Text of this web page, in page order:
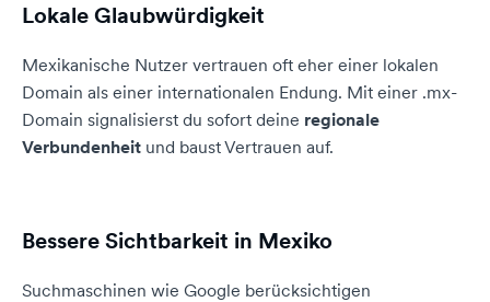
Lokale Glaubwürdigkeit
Mexikanische Nutzer vertrauen oft eher einer lokalen
Domain als einer internationalen Endung. Mit einer .mx-
Domain signalisierst du sofort deine regionale
Verbundenheit und baust Vertrauen auf.
Bessere Sichtbarkeit in Mexiko
Suchmaschinen wie Google berücksichtigen